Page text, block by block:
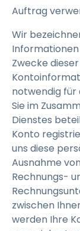
Auftrag
Wir
Informationen
Zwecke
notwendig für
Sie im
Dienstes
Konto
uns diese
Ausnahme
Rechnungs-
zwischen
werden Ihre